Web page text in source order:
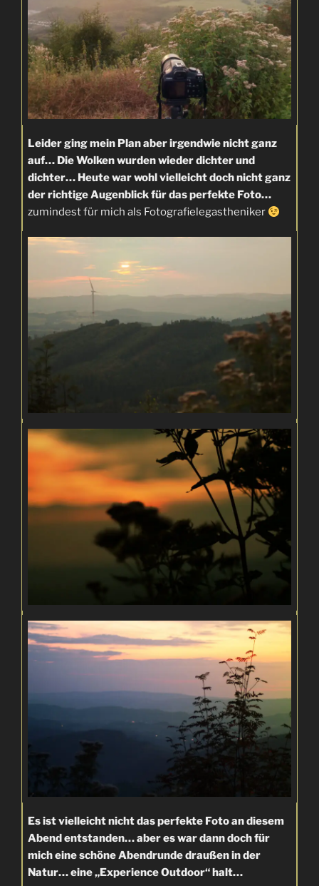
Leider ging mein Plan aber irgendwie nicht ganz
auf… Die Wolken wurden wieder dichter und
dichter… Heute war wohl vielleicht doch nicht ganz
der richtige Augenblick für das perfekte Foto…
zumindest für mich als Fotografielegastheniker
Es ist vielleicht nicht das perfekte Foto an diesem
Abend entstanden… aber es war dann doch für
mich eine schöne Abendrunde draußen in der
Natur… eine „Experience Outdoor“ halt…